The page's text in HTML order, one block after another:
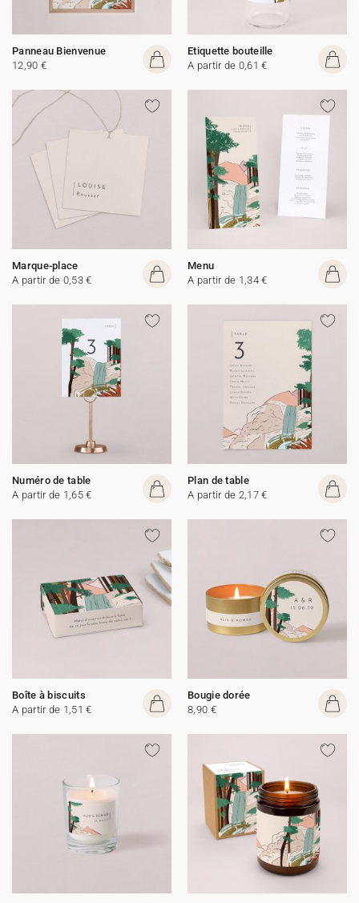
Panneau Bienvenue
12,90 €
Etiquette bouteille
A partir de 0,61 €
Marque-place
A partir de 0,53 €
Menu
A partir de 1,34 €
Numéro de table
A partir de 1,65 €
Plan de table
A partir de 2,17 €
Boîte à biscuits
A partir de 1,51 €
Bougie dorée
8,90 €